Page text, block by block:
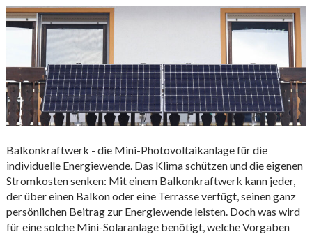
Balkonkraftwerk - die Mini-Photovoltaikanlage für die
individuelle Energiewende. Das Klima schützen und die eigenen
Stromkosten senken: Mit einem Balkonkraftwerk kann jeder,
der über einen Balkon oder eine Terrasse verfügt, seinen ganz
persönlichen Beitrag zur Energiewende leisten. Doch was wird
für eine solche Mini-Solaranlage benötigt, welche Vorgaben